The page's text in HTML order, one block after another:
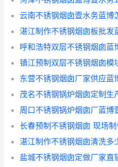
云南不锈钢烟囱壹水务蓝博